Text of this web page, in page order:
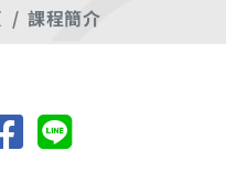
課程簡介
印(另開視窗)
分享至臉書分享至 Line